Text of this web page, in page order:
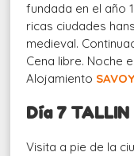
fundada en el año
ricas ciudades
medieval.
Cena libre. Noche
Alojamiento
Día 7 TALLIN
Visita a pie de la